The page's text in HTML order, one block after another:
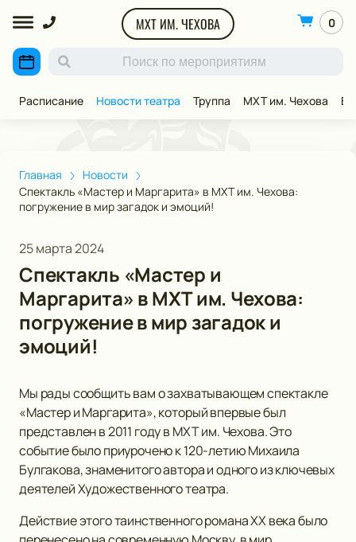
МХТ ИМ. ЧЕХОВА 0
Расписание Новости театра Труппа МХТ им. Чехова
Главная
Новости
Спектакль «Мастер и Маргарита» в МХТ им. Чехова:
погружение в мир загадок и эмоций!
25 марта 2024
Спектакль «Мастер и
Маргарита» в МХТ им. Чехова:
погружение в мир загадок и
эмоций!
Мы рады сообщить вам о захватывающем спектакле
«Мастер и Маргарита», который впервые был
представлен в 2011 году в МХТ им. Чехова. Это
событие было приурочено к 120-летию Михаила
Булгакова, знаменитого автора и одного из ключевых
деятелей Художественного театра.
Действие этого таинственного романа ХХ века было